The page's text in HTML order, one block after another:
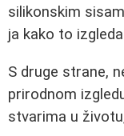
silikonskim
ja kako to
S druge strane,
prirodnom
stvarima u